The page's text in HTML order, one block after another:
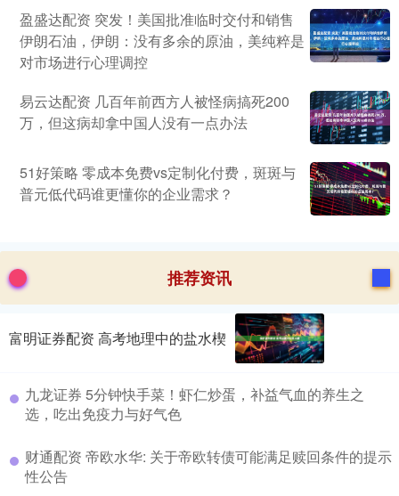
盈盛达配资 突发！美国批准临时交付和销售
伊朗石油，伊朗：没有多余的原油，美纯粹是
对市场进行心理调控
易云达配资 几百年前西方人被怪病搞死200
万，但这病却拿中国人没有一点办法
51好策略 零成本免费vs定制化付费，斑斑与
普元低代码谁更懂你的企业需求？
推荐资讯
富明证券配资 高考地理中的盐水楔
九龙证券 5分钟快手菜！虾仁炒蛋，补益气血的养生之
选，吃出免疫力与好气色
财通配资 帝欧水华: 关于帝欧转债可能满足赎回条件的提示
性公告